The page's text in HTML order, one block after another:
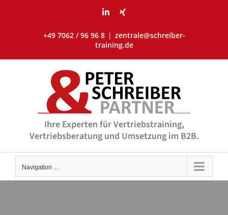
LinkedIn
Xing
+49 7062 / 96 96 8 | zentrale@schreiber-
training.de
Ihre Experten für Vertriebstraining,
Vertriebsberatung und Umsetzung im B2B.
Navigation ...